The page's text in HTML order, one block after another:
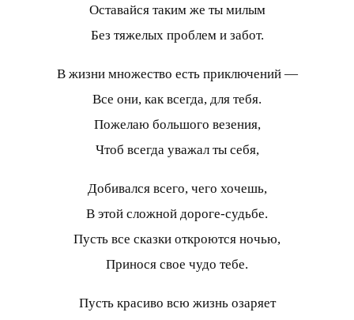
Оставайся таким же ты милым
Без тяжелых проблем и забот.
В жизни множество есть приключений —
Все они, как всегда, для тебя.
Пожелаю большого везения,
Чтоб всегда уважал ты себя,
Добивался всего, чего хочешь,
В этой сложной дороге-судьбе.
Пусть все сказки откроются ночью,
Принося свое чудо тебе.
Пусть красиво всю жизнь озаряет